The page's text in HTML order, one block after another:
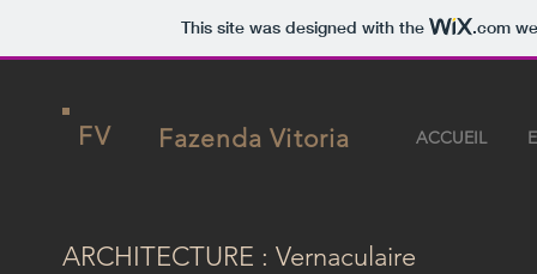
This site was designed with the .com
FV Fazenda Vitoria ACCUEIL
ARCHITECTURE : Vernaculaire